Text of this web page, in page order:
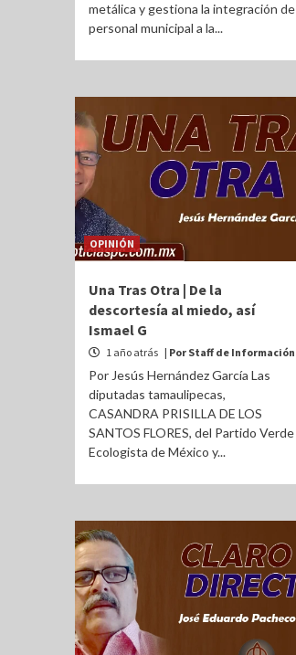
metálica y gestiona la integración de
personal municipal a la...
OPINIÓN
Una Tras Otra | De la
descortesía al miedo, así
Ismael G
1 año atrás | Por Staff de Información
Por Jesús Hernández García Las
diputadas tamaulipecas,
CASANDRA PRISILLA DE LOS
SANTOS FLORES, del Partido Verde
Ecologista de México y...